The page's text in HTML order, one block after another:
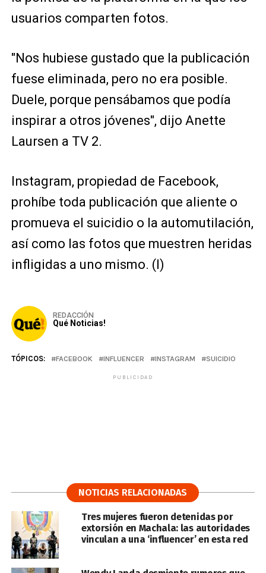
usuarios comparten fotos.
"Nos hubiese gustado que la publicación
fuese eliminada, pero no era posible.
Duele, porque pensábamos que podía
inspirar a otros jóvenes", dijo Anette
Laursen a TV 2.
Instagram, propiedad de Facebook,
prohíbe toda publicación que aliente o
promueva el suicidio o la automutilación,
así como las fotos que muestren heridas
infligidas a uno mismo. (I)
REDACCIÓN
Qué Noticias!
TÓPICOS: FACEBOOK INFLUENCER INSTAGRAM SUICIDIO
PUBLICIDAD
NOTICIAS RELACIONADAS
Tres mujeres fueron detenidas por
extorsión en Machala: las autoridades
vinculan a una ‘influencer’ en esta red